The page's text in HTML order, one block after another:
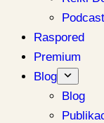
Podcast
Raspored
Premium
Blog
Blog